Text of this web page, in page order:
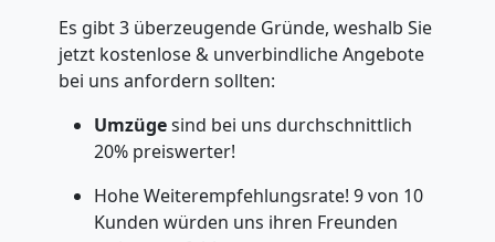
Es gibt 3 überzeugende Gründe, weshalb Sie
jetzt kostenlose & unverbindliche Angebote
bei uns anfordern sollten:
Umzügesind bei uns durchschnittlich
20% preiswerter!
Hohe Weiterempfehlungsrate! 9 von 10
Kunden würden uns ihren Freunden